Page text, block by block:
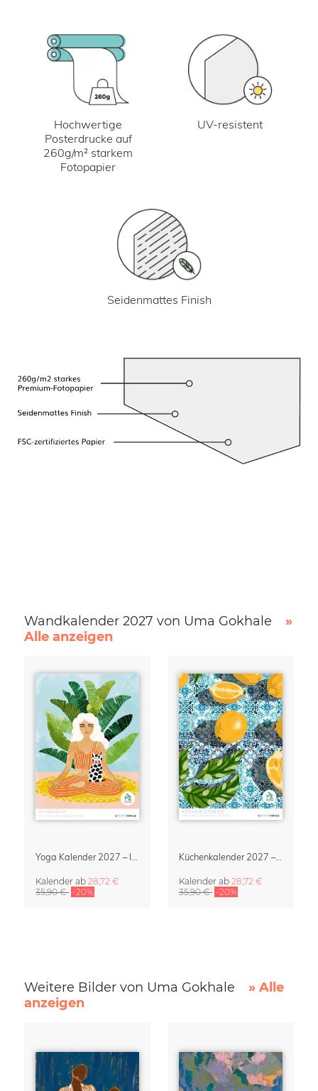
Hochwertige
Posterdrucke auf
260g/m² starkem
Fotopapier
UV-resistent
Seidenmattes Finish
Wandkalender 2027 von Uma Gokhale
»
Alle anzeigen
Kalender ab 28,72 €
35,90 € -20%
Küchenkalender 2027 – Kitchen Stories
Kalender ab 28,72 €
35,90 € -20%
Weitere Bilder von Uma Gokhale
» Alle
anzeigen